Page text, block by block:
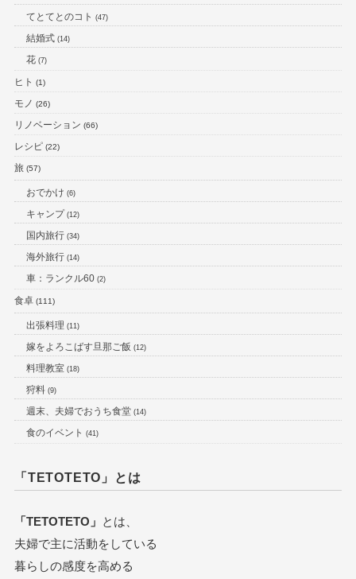
てとてとのコト (47)
結婚式(14)
花(7)
ヒト (1)
モノ (26)
リノベーション (66)
レシピ(22)
旅 (57)
おでかけ (6)
キャンプ (12)
国内旅行(34)
海外旅行(14)
車：ランクル60(2)
食卓(111)
出張料理 (11)
嫁をよろこばす旦那ご飯 (12)
料理教室 (18)
狩料(9)
週末、夫婦でおうち食堂(14)
食のイベント (41)
「TETOTETO」とは
「TETOTETO」 とは、
夫婦で主に活動をしている
暮らしの感度を高める